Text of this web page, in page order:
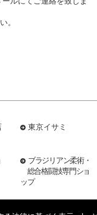
。
東京イサミ
ブラジリアン柔術・
総合格闘技専門ショ
ップ